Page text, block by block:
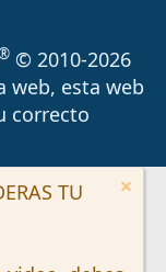
© 2010-2026
web, esta web
correcto
TU